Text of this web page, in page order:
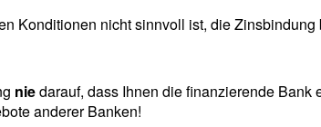
Konditionen nicht sinnvoll ist, die
niedarauf, dass Ihnen die finanzierende
anderer Banken!